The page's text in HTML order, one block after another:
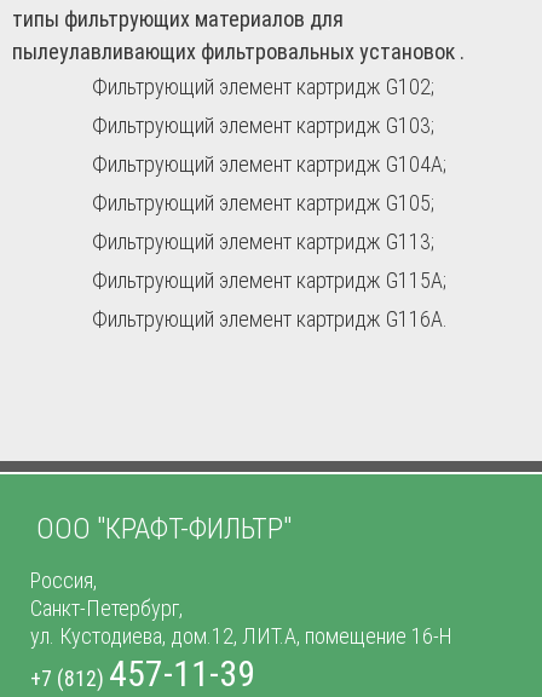
типы фильтрующих материалов для
пылеулавливающих фильтровальных установок .
Фильтрующий элемент картридж G102;
Фильтрующий элемент картридж G103;
Фильтрующий элемент картридж G104A;
Фильтрующий элемент картридж G105;
Фильтрующий элемент картридж G113;
Фильтрующий элемент картридж G115A;
Фильтрующий элемент картридж G116A.
ООО "КРАФТ-ФИЛЬТР"
Россия,
Санкт-Петербург,
ул. Кустодиева, дом.12, ЛИТ.А, помещение 16-Н
+7 (812) 457-11-39